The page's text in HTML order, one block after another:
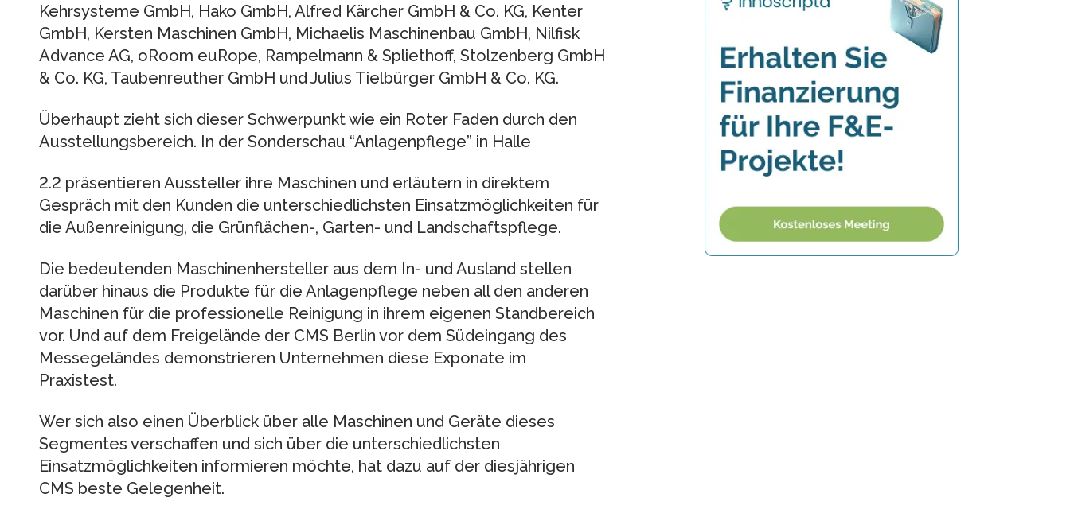
Kehrsysteme GmbH, Hako GmbH, Alfred Kärcher GmbH & Co. KG, Kenter
GmbH, Kersten Maschinen GmbH, Michaelis Maschinenbau GmbH, Nilfisk
Advance AG, oRoom euRope, Rampelmann & Spliethoff, Stolzenberg GmbH
& Co. KG, Taubenreuther GmbH und Julius Tielbürger GmbH & Co. KG.
Überhaupt zieht sich dieser Schwerpunkt wie ein Roter Faden durch den
Ausstellungsbereich. In der Sonderschau “Anlagenpflege” in Halle
2.2 präsentieren Aussteller ihre Maschinen und erläutern in direktem
Gespräch mit den Kunden die unterschiedlichsten Einsatzmöglichkeiten für
die Außenreinigung, die Grünflächen-, Garten- und Landschaftspflege.
Die bedeutenden Maschinenhersteller aus dem In- und Ausland stellen
darüber hinaus die Produkte für die Anlagenpflege neben all den anderen
Maschinen für die professionelle Reinigung in ihrem eigenen Standbereich
vor. Und auf dem Freigelände der CMS Berlin vor dem Südeingang des
Messegeländes demonstrieren Unternehmen diese Exponate im
Praxistest.
Wer sich also einen Überblick über alle Maschinen und Geräte dieses
Segmentes verschaffen und sich über die unterschiedlichsten
Einsatzmöglichkeiten informieren möchte, hat dazu auf der diesjährigen
CMS beste Gelegenheit.